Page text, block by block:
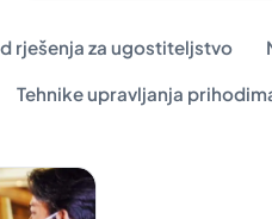
rješenja za ugostiteljstvo
Tehnike upravljanja